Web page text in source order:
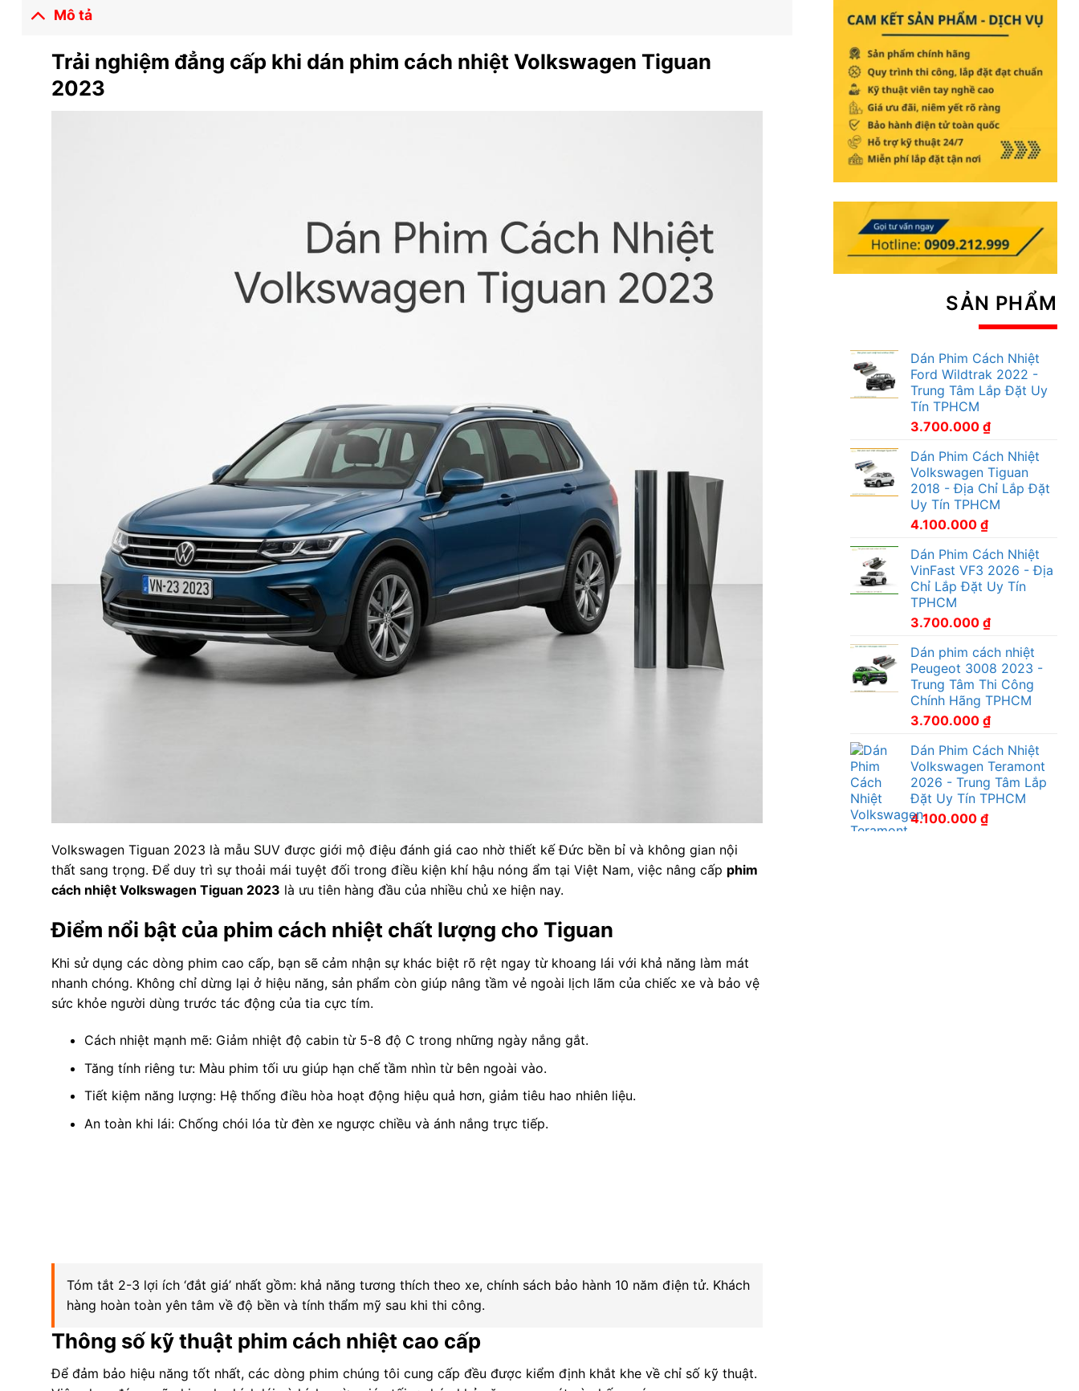
Mô tả
Trải nghiệm đẳng cấp khi dán phim cách nhiệt Volkswagen Tiguan
2023
Volkswagen Tiguan 2023 là mẫu SUV được giới mộ điệu đánh giá cao nhờ thiết kế Đức bền bỉ và không gian nội
thất sang trọng. Để duy trì sự thoải mái tuyệt đối trong điều kiện khí hậu nóng ẩm tại Việt Nam, việc nâng cấp phim
cách nhiệt Volkswagen Tiguan 2023 là ưu tiên hàng đầu của nhiều chủ xe hiện nay.
Điểm nổi bật của phim cách nhiệt chất lượng cho Tiguan
Khi sử dụng các dòng phim cao cấp, bạn sẽ cảm nhận sự khác biệt rõ rệt ngay từ khoang lái với khả năng làm mát
nhanh chóng. Không chỉ dừng lại ở hiệu năng, sản phẩm còn giúp nâng tầm vẻ ngoài lịch lãm của chiếc xe và bảo vệ
sức khỏe người dùng trước tác động của tia cực tím.
Cách nhiệt mạnh mẽ: Giảm nhiệt độ cabin từ 5-8 độ C trong những ngày nắng gắt.
Tăng tính riêng tư: Màu phim tối ưu giúp hạn chế tầm nhìn từ bên ngoài vào.
Tiết kiệm năng lượng: Hệ thống điều hòa hoạt động hiệu quả hơn, giảm tiêu hao nhiên liệu.
An toàn khi lái: Chống chói lóa từ đèn xe ngược chiều và ánh nắng trực tiếp.
Tóm tắt 2-3 lợi ích ‘đắt giá’ nhất gồm: khả năng tương thích theo xe, chính sách bảo hành 10 năm điện tử. Khách
hàng hoàn toàn yên tâm về độ bền và tính thẩm mỹ sau khi thi công.
Thông số kỹ thuật phim cách nhiệt cao cấp
Để đảm bảo hiệu năng tốt nhất, các dòng phim chúng tôi cung cấp đều được kiểm định khắt khe về chỉ số kỹ thuật.
SẢN PHẨM
Dán Phim Cách Nhiệt
Ford Wildtrak 2022 -
Trung Tâm Lắp Đặt Uy
Tín TPHCM
3.700.000 ₫
Dán Phim Cách Nhiệt
Volkswagen Tiguan
2018 - Địa Chỉ Lắp Đặt
Uy Tín TPHCM
4.100.000 ₫
Dán Phim Cách Nhiệt
VinFast VF3 2026 - Địa
Chỉ Lắp Đặt Uy Tín
TPHCM
3.700.000 ₫
Dán phim cách nhiệt
Peugeot 3008 2023 -
Trung Tâm Thi Công
Chính Hãng TPHCM
3.700.000 ₫
Dán Phim Cách Nhiệt
Volkswagen Teramont
2026 - Trung Tâm Lắp
Đặt Uy Tín TPHCM
4.100.000 ₫